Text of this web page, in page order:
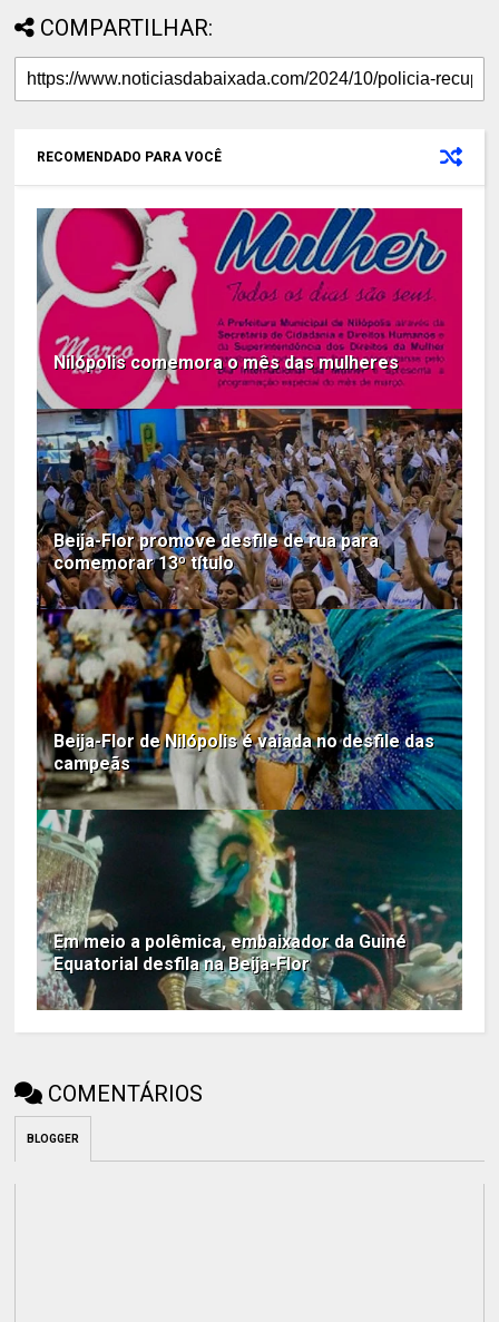
COMPARTILHAR:
RECOMENDADO PARA VOCÊ
Nilópolis comemora o mês das mulheres
Beija-Flor promove desfile de rua para
comemorar 13º título
Beija-Flor de Nilópolis é vaiada no desfile das
campeãs
Em meio a polêmica, embaixador da Guiné
Equatorial desfila na Beija-Flor
COMENTÁRIOS
BLOGGER